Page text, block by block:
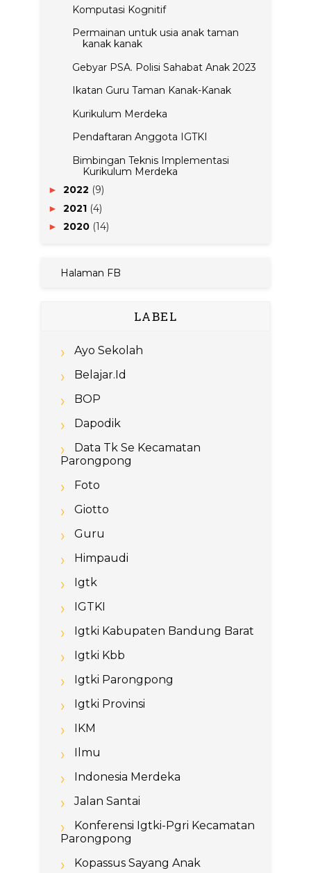
Komputasi Kognitif
Permainan untuk usia anak taman
kanak kanak
Gebyar PSA. Polisi Sahabat Anak 2023
Ikatan Guru Taman Kanak-Kanak
Kurikulum Merdeka
Pendaftaran Anggota IGTKI
Bimbingan Teknis Implementasi
Kurikulum Merdeka
► 2022 (9)
► 2021 (4)
► 2020 (14)
Halaman FB
LABEL
Ayo Sekolah
Belajar.id
BOP
Dapodik
Data Tk Se Kecamatan
Parongpong
Foto
Giotto
Guru
Himpaudi
Igtk
IGTKI
Igtki Kabupaten Bandung Barat
Igtki Kbb
Igtki Parongpong
Igtki Provinsi
IKM
Ilmu
Indonesia Merdeka
Jalan Santai
Konferensi Igtki-Pgri Kecamatan
Parongpong
Kopassus Sayang Anak